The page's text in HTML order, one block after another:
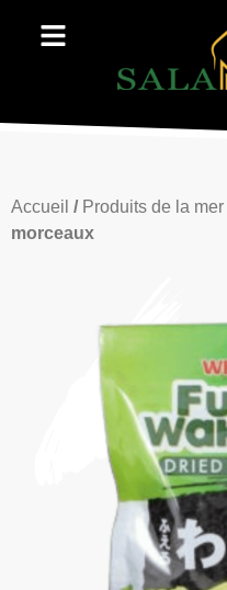
Accueil / Produits de la mer
morceaux